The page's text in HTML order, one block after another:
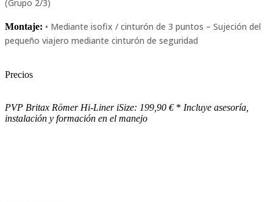
(Grupo 2/3)
Montaje: • Mediante isofix / cinturón de 3 puntos – Sujeción del
pequeño viajero mediante cinturón de seguridad
Precios
PVP Britax Römer Hi-Liner iSize: 199,90 €* Incluye asesorí­a,
instalación y formación en el manejo